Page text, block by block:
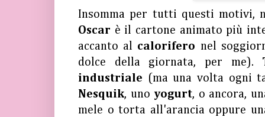
Insomma per tutti questi motivi,
Oscar è il cartone animato più
accanto al calorifero nel
dolce della giornata, per me).
industriale
(ma una volta ogni
Nesquik, uno yogurt, o ancora,
mele o torta all'arancia oppure